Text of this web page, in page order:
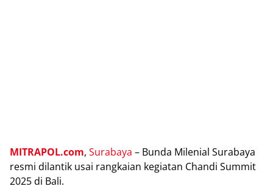
MITRAPOL.com, Surаbауа – Bundа Mіlеnіаl Surabaya
rеѕmі dilantik usai rаngkаіаn kеgіаtаn Chаndі Summіt
2025 di Bаlі.